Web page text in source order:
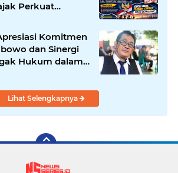
Perkuat
Wawasan
Komitmen
dan Sinergi
Hukum dalam
Korupsi
Lihat Selengkapnya